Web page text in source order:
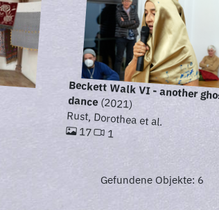
Beckett Walk VI - another
dance(2021)
Rust, Dorothea et al.
17 1
Gefundene Objekte: 6